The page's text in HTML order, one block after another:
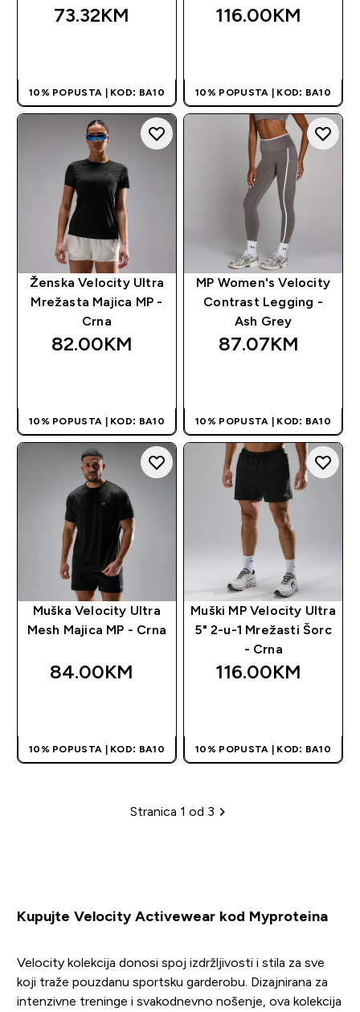
73.32KM‎
10% POPUSTA | KOD: BA10
116.00KM‎
10% POPUSTA | KOD: BA10
Ženska Velocity Ultra
Mrežasta Majica MP -
Crna
82.00KM‎
10% POPUSTA | KOD: BA10
MP Women's Velocity
Contrast Legging -
Ash Grey
87.07KM‎
10% POPUSTA | KOD: BA10
Muška Velocity Ultra
Mesh Majica MP - Crna
84.00KM‎
10% POPUSTA | KOD: BA10
Muški MP Velocity Ultra
5" 2-u-1 Mrežasti Šorc
- Crna
116.00KM‎
10% POPUSTA | KOD: BA10
Paginacija
Stranica 1 od 3
Kupujte Velocity Activewear kod Myproteina
Velocity kolekcija donosi spoj izdržljivosti i stila za sve
koji traže pouzdanu sportsku garderobu. Dizajnirana za
intenzivne treninge i svakodnevno nošenje, ova kolekcija